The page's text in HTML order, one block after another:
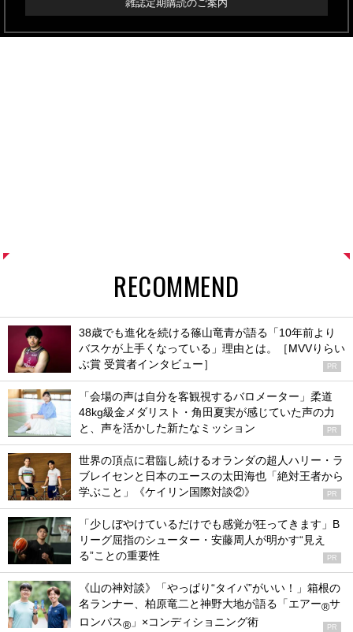
雑誌定期購読のご案内
RECOMMEND
38歳でも進化を続ける篠山竜青が語る「10年前より
バスケが上手くなっている」理由とは。［MVVりらい
ぶ賞 受賞者インタビュー］
PR
「会場の声は自分を客観視するバロメーター」柔道
48kg級金メダリスト・角田夏実が感じていた声の力
と、声を活かした新たなミッション
PR
世界の頂点に君臨し続けるオランダの超人ハリー・ラ
ブレイセンと日本のエースの太田海也「絶対王者から
学ぶこと」《ケイリン国際対談②》
PR
「少しぼやけているだけでも感覚が狂ってきます」B
リーグ屈指のシューター・安藤周人が明かす“見え
る”ことの重要性
PR
《山の神対談》「やっぱり“タイパ”がいい！」箱根の
名ランナー、柏原竜二と神野大地が語る「エアー®サ
ロンパス® 」×コンディショニング術 PR